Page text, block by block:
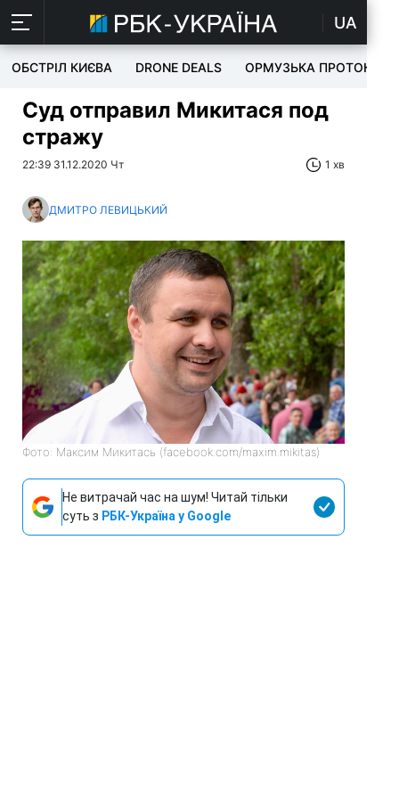
UA
ОБСТРІЛ КИЄВА DRONE DEALS ОРМУЗЬКА ПРОТОКА
Суд отправил Микитася под
стражу
22:39 31.12.2020 Чт 1 хв
ДМИТРО ЛЕВИЦЬКИЙ
Фото: Максим Микитась (facebook.com/maxim.mikitas)
Не витрачай час на шум! Читай тільки
суть з РБК-Україна у Google